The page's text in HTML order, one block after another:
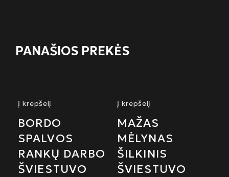
PANAŠIOS PREKĖS
Į krepšelį
BORDO
SPALVOS
RANKŲ DARBO
ŠVIESTUVO
Į krepšelį
MAŽAS
MĖLYNAS
ŠILKINIS
ŠVIESTUVO